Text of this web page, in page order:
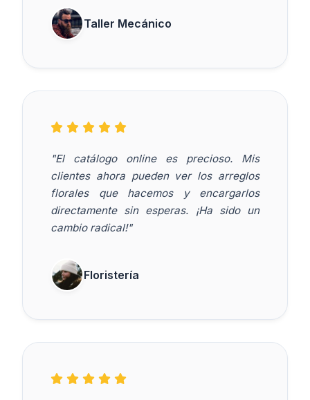
Taller Mecánico
"El catálogo online es precioso. Mis
clientes ahora pueden ver los arreglos
florales que hacemos y encargarlos
directamente sin esperas. ¡Ha sido un
cambio radical!"
Floristería